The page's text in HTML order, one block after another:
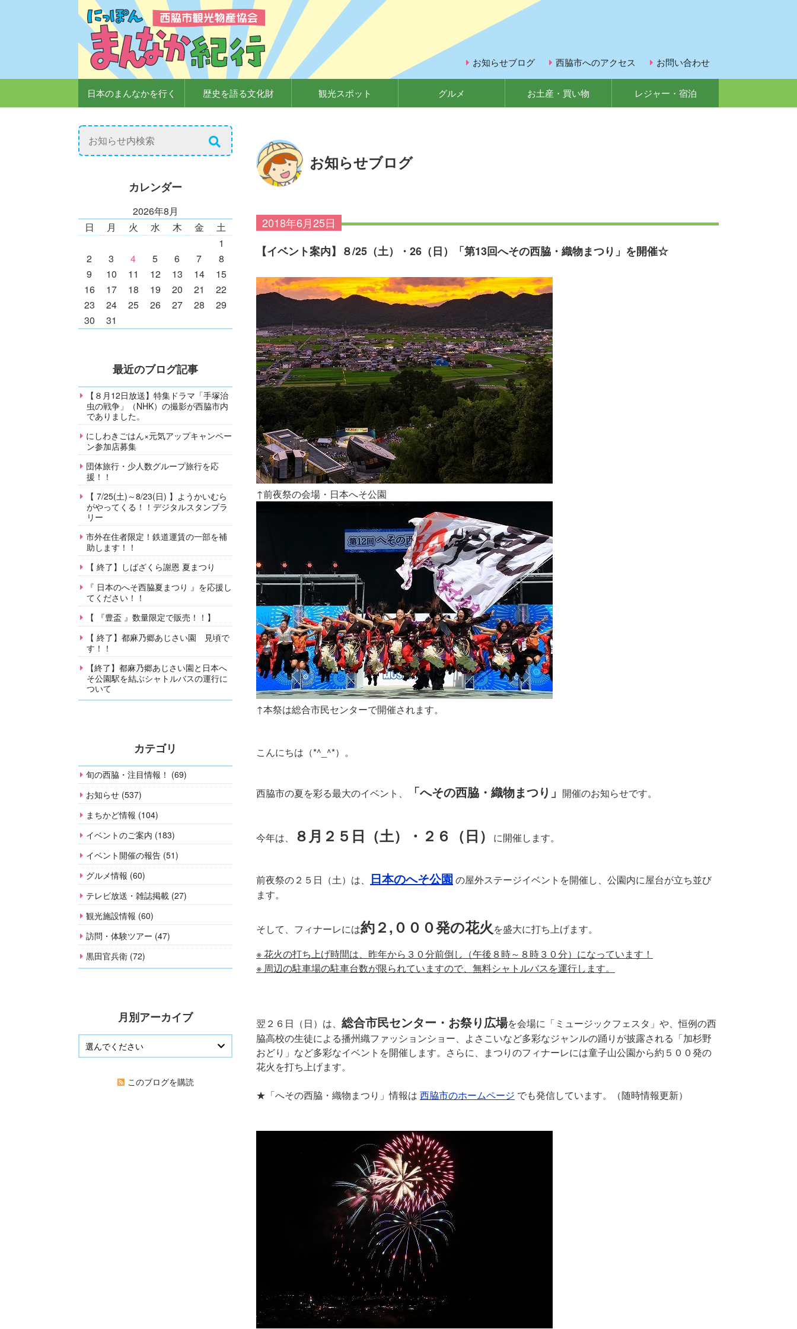
日本のまんなかを行く 歴史を語る文化財 観光スポット グルメ お土産・買い物 レジャー・宿泊
お知らせブログ 西脇市へのアクセス お問い合わせ
お知らせブログ
【イベント案内】８/25（土）・26（日）「第13回へその西脇・織物まつり」を開催☆
2018年6月25日
↑前夜祭の会場・日本へそ公園
↑本祭は総合市民センターで開催されます。
こんにちは（*^_^*）。
西脇市の夏を彩る最大のイベント、 「へその西脇・織物まつり」 開催のお知らせです。
今年は、 ８月２５日（土）・２６（日） に開催します。
前夜祭の２５日（土）は、 日本のへそ公園 の屋外ステージイベントを開催し、公園内に屋台が立ち並び
ます。
そして、フィナーレには約２,０００発の花火を盛大に打ち上げます。
※ 花火の打ち上げ時間は、昨年から３０分前倒し（午後８時～８時３０分）になっています！
※ 周辺の駐車場の駐車台数が限られていますので、無料シャトルバスを運行します。
翌２６日（日）は、 総合市民センター・お祭り広場を会場に「ミュージックフェスタ」や、恒例の西
脇高校の生徒による播州織ファッションショー、よさこいなど多彩なジャンルの踊りが披露される「加杉野
おどり」など多彩なイベントを開催します。さらに、まつりのフィナーレには童子山公園から約５００発の
花火を打ち上げます。
★「へその西脇・織物まつり」情報は 西脇市のホームページ でも発信しています。（随時情報更新）
カレンダー
2026年8月
日
月 火 水 木 金
土
1
2
3 4 5 6 7
8
9
10 11 12 13 14
15
16
17 18 19 20 21
22
23
24 25 26 27 28
29
30
31
最近のブログ記事
【８月12日放送】特集ドラマ「手塚治
虫の戦争」（NHK）の撮影が西脇市内
でありました。
にしわきごはん×元気アップキャンペー
ン参加店募集
団体旅行・少人数グループ旅行を応
援！！
【 7/25(土)～8/23(日) 】ようかいむら
がやってくる！！デジタルスタンプラ
リー
市外在住者限定！鉄道運賃の一部を補
助します！！
【 終了】しばざくら謝恩 夏まつり
『 日本のへそ西脇夏まつり 』を応援し
てください！！
【 『豊盃 』数量限定で販売！！】
【 終了】都麻乃郷あじさい園 見頃で
す！！
【終了】都麻乃郷あじさい園と日本へ
そ公園駅を結ぶシャトルバスの運行に
ついて
カテゴリ
旬の西脇・注目情報！ (69)
お知らせ (537)
まちかど情報 (104)
イベントのご案内 (183)
イベント開催の報告 (51)
グルメ情報 (60)
テレビ放送・雑誌掲載 (27)
観光施設情報 (60)
訪問・体験ツアー (47)
黒田官兵衛 (72)
月別アーカイブ
このブログを購読